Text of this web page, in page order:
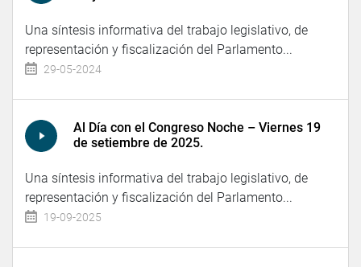
Una síntesis informativa del trabajo legislativo, de
representación y fiscalización del Parlamento...
29-05-2024
Al Día con el Congreso Noche – Viernes 19
de setiembre de 2025.
Una síntesis informativa del trabajo legislativo, de
representación y fiscalización del Parlamento...
19-09-2025